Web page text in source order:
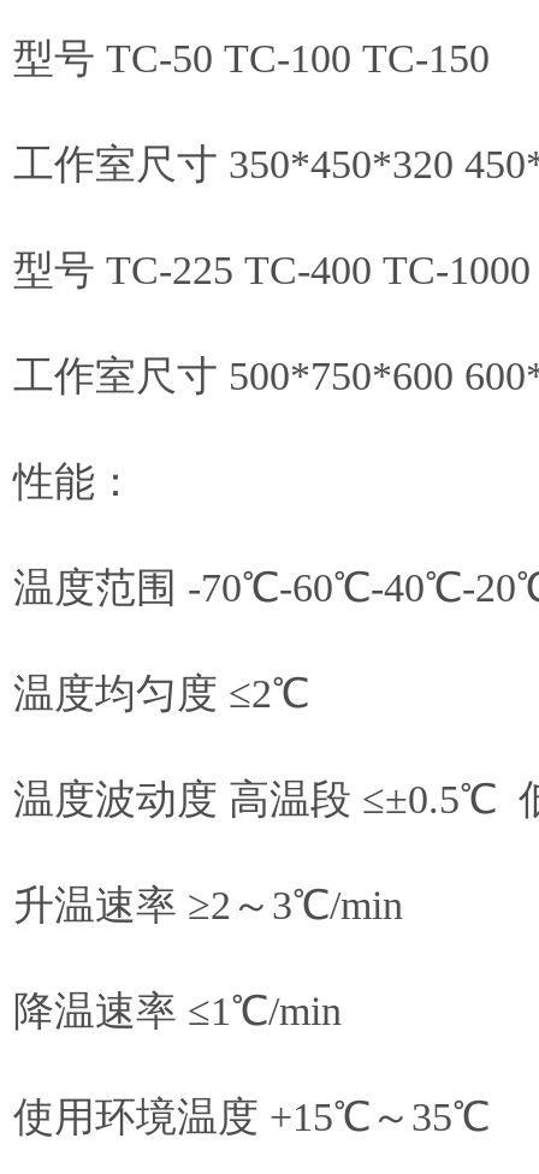
型号 TC-50 TC-100 TC-150
工作室尺寸 350*450*320
型号 TC-225 TC-400 TC-1000
工作室尺寸 500*750*600
性能：
温度范围 -70℃-60℃-40℃-
温度均匀度 ≤2℃
温度波动度 高温段 ≤±0.5℃
升温速率 ≥2～3℃/min
降温速率 ≤1℃/min
使用环境温度 +15℃～35℃